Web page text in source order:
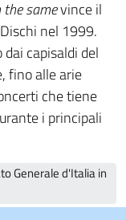
the samevince il
nel 1999.
capisaldi del
fino alle arie
che tiene
i principali
Generale d'Italia in